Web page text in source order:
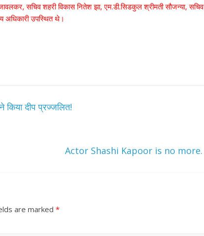
सचिव शहरी विकास नितेश झा, एम.डी.सिडकुल श्रीमती सौजन्या, सचिव
अधिकारी उपस्थित थे।
किया दीप प्रज्जलित!
Actor Shashi Kapoor is no more.
are marked *